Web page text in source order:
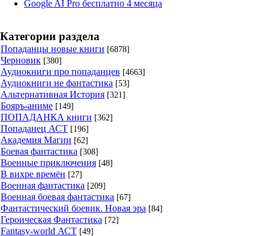
Google AI Pro бесплатно 4 месяца
Категории раздела
Попаданцы новые книги [6878]
Черновик [380]
Аудиокниги про попаданцев [4663]
Аудиокниги не фантастика [53]
Альтернативная История [321]
Бояръ-аниме [149]
ПОПАДАНКА книги [362]
Попаданец АСТ [196]
Академия Магии [62]
Боевая фантастика [308]
Военные приключения [48]
В вихре времён [27]
Военная фантастика [209]
Военная боевая фантастика [67]
Фантастический боевик. Новая эра [84]
Героическая Фантастика [72]
Fantasy-world АСТ [49]